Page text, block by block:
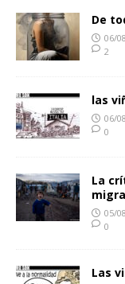
De
06/
2
las
06/
0
La
05/
0
Las